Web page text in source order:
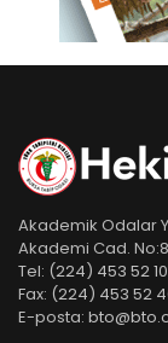
Akademik Odalar
Akademi Cad. No:8
Tel: (224) 453 52 10
Fax: (224) 453 52
E-posta: